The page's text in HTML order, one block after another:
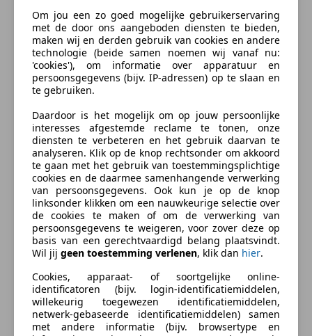
Parkeerhulp
Parkeerhulp met camera
Regensensor
Start/Stop-systeem
Entertainment en Media
Bluetooth
CD
Digitale radio-ontvangst
MP3
Radio
Veiligheid en beveiliging
ABS
Achter airbag
Airbag bestuurder
Airbag passagier
Alarm
Bandenspanningscontrole
Dagrijverlichting
LET OP: Wij zijn een in- en verkoopbedrijf
gespecialiseerd in export, waarbij wij auto's
aanbieden zonder technische controle of keuring.
Derhalve is op al onze voertuigen is geen enkele
vorm van garantie, coulance, teruggave, omruiling,
terugbetaling of reclamatie mogelijk! Alle voertuigen
zijn buiten tentoongesteld, wat betekent dat de
auto’s mogelijk niet in “showroomconditie” zijn.
Reserveren is alleen mogelijk bij een aanbetaling, van
mimimaal € 500,- tenzij anders afgesproken, bij
annulering of het niet afnemen van de reservering
wordt de aanbetaling niet gerestitueerd!! Bij het
ophalen van een voertuig is kopie ID in alle gevallen
verplicht.
Bij verkoop in Nederland komt bovenop de
advertentieprijs van personenwagens vaak extra
kosten in verband met de rest-BPM. Bij verkoop
binnen de EU kan een borg worden berekend ter
hoogte van het BPM bedrag. Om de borg terug te
meer
Zakelijk leasen
Bereken uw zakelijke lease!
Nu zakelijk leasen vanaf € 173,- p/m
Vraag offerte aan
Om jou een zo goed mogelijke gebruikerservaring
met de door ons aangeboden diensten te bieden,
maken wij en derden gebruik van cookies en andere
technologie (beide samen noemen wij vanaf nu:
'cookies'), om informatie over apparatuur en
persoonsgegevens (bijv. IP-adressen) op te slaan en
te gebruiken.
Daardoor is het mogelijk om op jouw persoonlijke
interesses afgestemde reclame te tonen, onze
diensten te verbeteren en het gebruik daarvan te
analyseren. Klik op de knop rechtsonder om akkoord
te gaan met het gebruik van toestemmingsplichtige
cookies en de daarmee samenhangende verwerking
van persoonsgegevens. Ook kun je op de knop
linksonder klikken om een nauwkeurige selectie over
de cookies te maken of om de verwerking van
persoonsgegevens te weigeren, voor zover deze op
basis van een gerechtvaardigd belang plaatsvindt.
Wil jij geen toestemming verlenen, klik dan hier.
Cookies, apparaat- of soortgelijke online-
identificatoren (bijv. login-identificatiemiddelen,
willekeurig toegewezen identificatiemiddelen,
netwerk-gebaseerde identificatiemiddelen) samen
met andere informatie (bijv. browsertype en